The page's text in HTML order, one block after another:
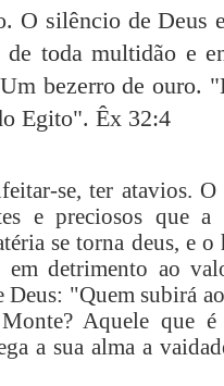
O silêncio de Deus
toda multidão e
bezerro de ouro.
Egito". Êx 32:4
se, ter atavios.
e preciosos que
se torna deus, e
em detrimento ao
Deus: "Quem subirá
Aquele que
a sua alma a